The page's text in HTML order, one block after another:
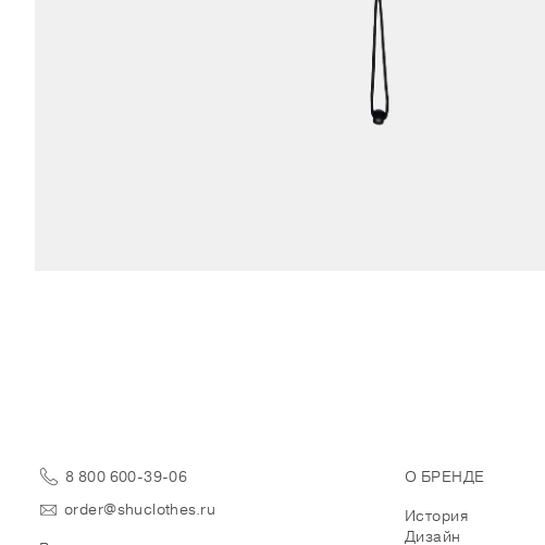
8 800 600-39-06
order@shuclothes.ru
О БРЕНДЕ
История
Дизайн